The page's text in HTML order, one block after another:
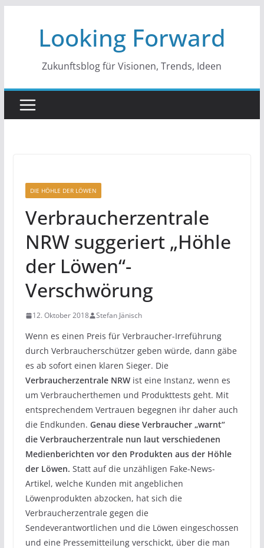
springenLooking Forward
Zukunftsblog für Visionen, Trends, Ideen
DIE HÖHLE DER LÖWEN
Verbraucherzentrale
NRW suggeriert „Höhle
der Löwen“-
Verschwörung
12. Oktober 2018 Stefan Jänisch
Wenn es einen Preis für Verbraucher-Irreführung
durch Verbraucherschützer geben würde, dann gäbe
es ab sofort einen klaren Sieger. Die
Verbraucherzentrale NRWist eine Instanz, wenn es
um Verbraucherthemen und Produkttests geht. Mit
entsprechendem Vertrauen begegnen ihr daher auch
die Endkunden. Genau diese Verbraucher „warnt“
die Verbraucherzentrale nun laut verschiedenen
Medienberichten vor den Produkten aus der Höhle
der Löwen. Statt auf die unzähligen Fake-News-
Artikel, welche Kunden mit angeblichen
Löwenprodukten abzocken, hat sich die
Verbraucherzentrale gegen die
Sendeverantwortlichen und die Löwen eingeschossen
und eine Pressemitteilung verschickt, über die man